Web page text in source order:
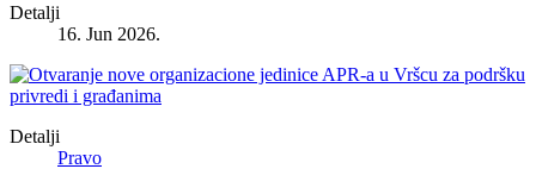
Detalji
16. Jun 2026.
Detalji
Pravo